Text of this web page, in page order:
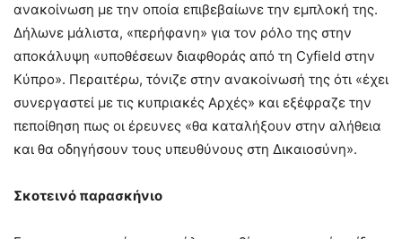
ανακοίνωση με την οποία επιβεβαίωνε την εμπλοκή της.
Δήλωνε μάλιστα, «περήφανη» για τον ρόλο της στην
αποκάλυψη «υποθέσεων διαφθοράς από τη Cyfield στην
Κύπρο». Περαιτέρω, τόνιζε στην ανακοίνωσή της ότι «έχει
συνεργαστεί με τις κυπριακές Αρχές» και εξέφραζε την
πεποίθηση πως οι έρευνες «θα καταλήξουν στην αλήθεια
και θα οδηγήσουν τους υπευθύνους στη Δικαιοσύνη».
Σκοτεινό παρασκήνιο